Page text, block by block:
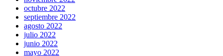
octubre 2022
septiembre 2022
agosto 2022
julio 2022
junio 2022
mayo 2022